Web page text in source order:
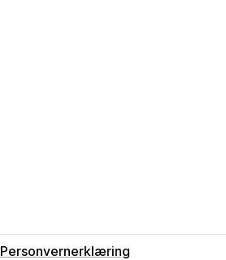
Personvernerklæring